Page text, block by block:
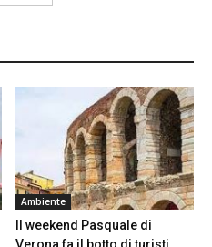
Ambiente
Il weekend Pasquale di